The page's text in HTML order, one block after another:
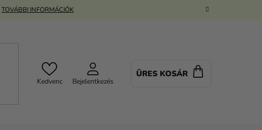
TOVÁBBI INFORMÁCIÓK
Kedvenc Bejelentkezés
ÜRES KOSÁR